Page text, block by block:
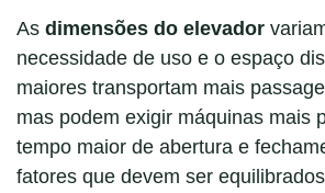
As dimensões do elevador
necessidade de uso e o espaço
maiores transportam mais
mas podem exigir máquinas mais
tempo maior de abertura e
fatores que devem ser